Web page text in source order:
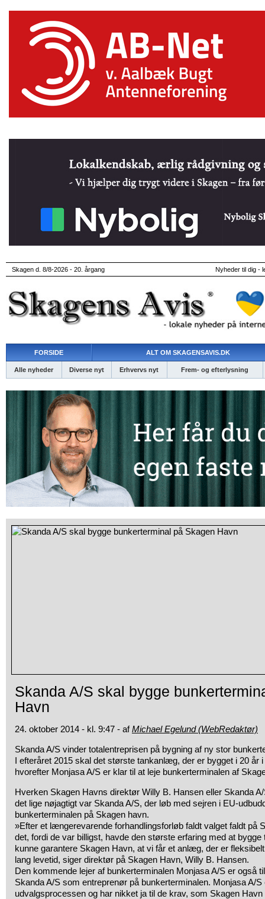
Skagen d. 8/8-2026 - 20. årgang Nyheder til dig -
FORSIDE ALT OM SKAGENSAVIS.DK
Alle nyheder Diverse nyt Erhvervs nyt Frem- og efterlysning
Skanda A/S skal bygge
Havn
24. oktober 2014 - kl. 9:47 - afMichael Egelund (WebRedaktør)
Skanda A/S vinder totalentreprisen på bygning af ny stor
I efteråret 2015 skal det største tankanlæg, der er bygget i 20 år
hvorefter Monjasa A/S er klar til at leje bunkerterminalen af
Hverken Skagen Havns direktør Willy B. Hansen eller Skanda
det lige nøjagtigt var Skanda A/S, der løb med sejren i EU-
bunkerterminalen på Skagen havn.
»Efter et længerevarende forhandlingsforløb faldt valget faldt på
det, fordi de var billigst, havde den største erfaring med at
kunne garantere Skagen Havn, at vi får et anlæg, der er
lang levetid, siger direktør på Skagen Havn, Willy B. Hansen.
Den kommende lejer af bunkerterminalen Monjasa A/S er også
Skanda A/S som entreprenør på bunkerterminalen. Monjasa A/S
udvalgsprocessen og har nikket ja til de krav, som Skagen